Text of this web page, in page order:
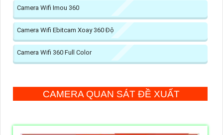
Camera Wifi Imou 360
Camera Wifi Ebitcam Xoay 360 Độ
Camera Wifi 360 Full Color
CAMERA QUAN SÁT ĐỀ XUẤT